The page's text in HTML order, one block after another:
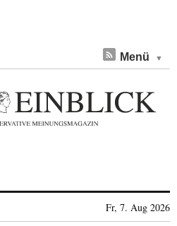
Menü
Fr, 7. Aug 2026